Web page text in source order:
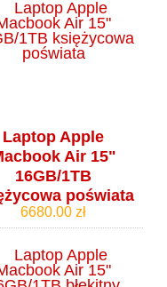
Laptop Apple
Air 15"
16GB/1TB
poświata
6680.00 zł